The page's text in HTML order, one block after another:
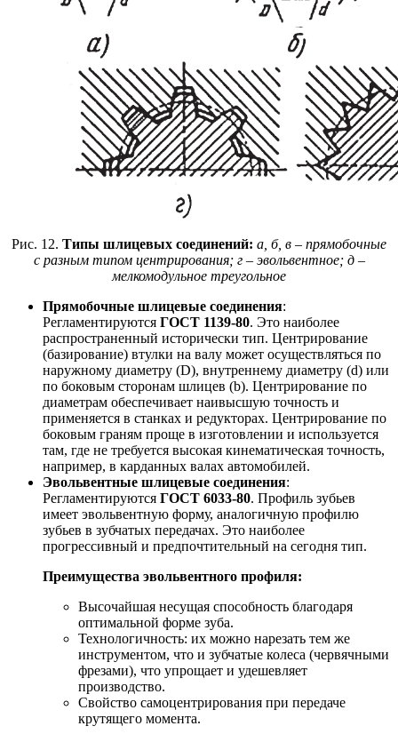
Рис. 12. Типы шлицевых соединений: а, б, в – прямобочные
с разным типом центрирования; г – эвольвентное; д –
мелкомодульное треугольное
Прямобочные шлицевые соединения:
Регламентируются ГОСТ 1139-80. Это наиболее
распространенный исторически тип. Центрирование
(базирование) втулки на валу может осуществляться по
наружному диаметру (D), внутреннему диаметру (d) или
по боковым сторонам шлицев (b). Центрирование по
диаметрам обеспечивает наивысшую точность и
применяется в станках и редукторах. Центрирование по
боковым граням проще в изготовлении и используется
там, где не требуется высокая кинематическая точность,
например, в карданных валах автомобилей.
Эвольвентные шлицевые соединения:
Регламентируются ГОСТ 6033-80. Профиль зубьев
имеет эвольвентную форму, аналогичную профилю
зубьев в зубчатых передачах. Это наиболее
прогрессивный и предпочтительный на сегодня тип.
Преимущества эвольвентного профиля:
Высочайшая несущая способность благодаря
оптимальной форме зуба.
Технологичность: их можно нарезать тем же
инструментом, что и зубчатые колеса (червячными
фрезами), что упрощает и удешевляет
производство.
Свойство самоцентрирования при передаче
крутящего момента.